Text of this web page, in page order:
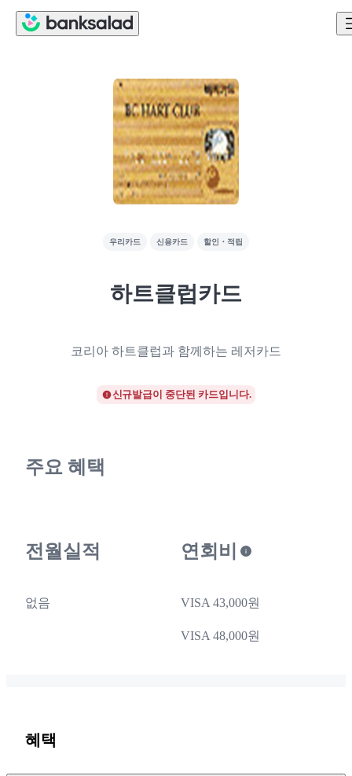
우리카드 신용카드 할인・적립
하트클럽카드
코리아 하트클럽과 함께하는 레저카드
신규발급이 중단된 카드입니다.
주요 혜택
전월실적
없음
연회비
VISA 43,000원
VISA 48,000원
혜택